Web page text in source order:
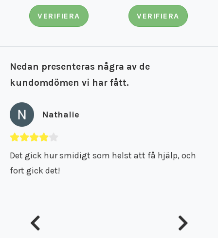
VERIFIERA VERIFIERA
Nedan presenteras några av de
kundomdömen vi har fått.
Nathalie
Det gick hur smidigt som helst att få hjälp, och
fort gick det!